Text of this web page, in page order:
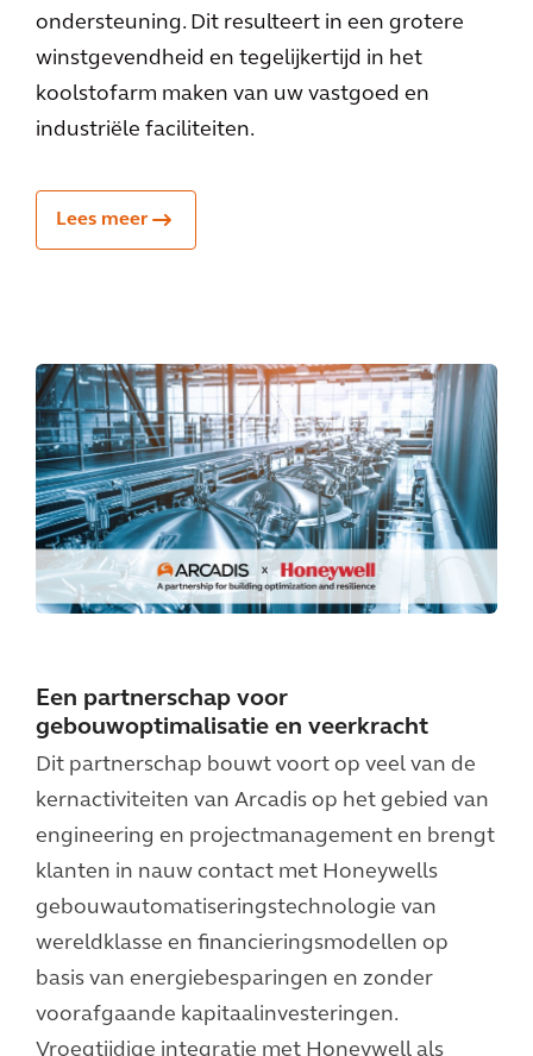
ondersteuning. Dit resulteert in een grotere
winstgevendheid en tegelijkertijd in het
koolstofarm maken van uw vastgoed en
industriële faciliteiten.
Lees meer
Een partnerschap voor
gebouwoptimalisatie en veerkracht
Dit partnerschap bouwt voort op veel van de
kernactiviteiten van Arcadis op het gebied van
engineering en projectmanagement en brengt
klanten in nauw contact met Honeywells
gebouwautomatiseringstechnologie van
wereldklasse en financieringsmodellen op
basis van energiebesparingen en zonder
voorafgaande kapitaalinvesteringen.
Vroegtijdige integratie met Honeywell als